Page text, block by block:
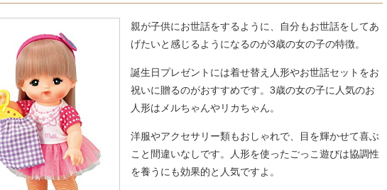
親が子供にお世話をするように、自分もお世話をしてあ
げたいと感じるようになるのが3歳の女の子の特徴。
誕生日プレゼントには着せ替え人形やお世話セットをお
祝いに贈るのがおすすめです。3歳の女の子に人気のお
人形はメルちゃんやリカちゃん。
洋服やアクセサリー類もおしゃれで、目を輝かせて喜ぶ
こと間違いなしです。人形を使ったごっこ遊びは協調性
を養うにも効果的と人気ですよ。